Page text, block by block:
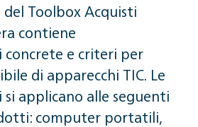
Toolbox Acquisti
contiene
concrete e criteri per
di apparecchi TIC. Le
si applicano alle seguenti
computer portatili,